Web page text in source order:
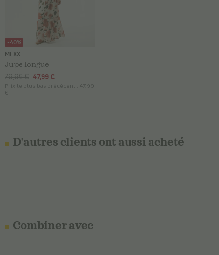
-40%
MEXX
Jupe longue
79,99 € 47,99 €
Prix le plus bas précédent :
47,99
D'autres clients ont aussi acheté
Combiner avec